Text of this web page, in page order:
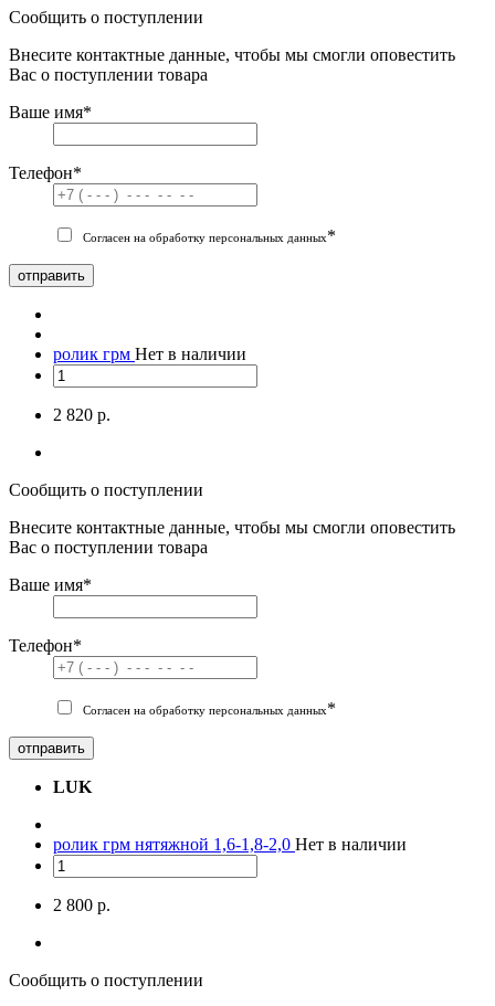
Сообщить о поступлении
Внесите контактные данные, чтобы мы смогли оповестить
Вас о поступлении товара
Ваше имя*
Телефон*
Согласен на обработку персональных данных*
отправить
ролик грм Нет в наличии
2 820 р.
Сообщить о поступлении
Внесите контактные данные, чтобы мы смогли оповестить
Вас о поступлении товара
Ваше имя*
Телефон*
Согласен на обработку персональных данных*
отправить
LUK
ролик грм нятяжной 1,6-1,8-2,0 Нет в наличии
2 800 р.
Сообщить о поступлении